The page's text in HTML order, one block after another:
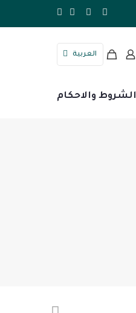
العربية
الشروط والاحكام